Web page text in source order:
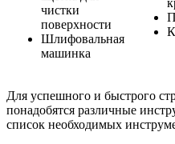
чистки
поверхности
Шлифовальная
машинка
Для успешного и быстрого
понадобятся различные
список необходимых